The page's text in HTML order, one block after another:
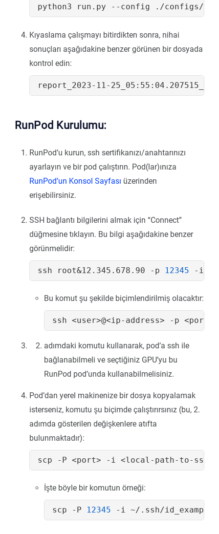
python3 run.py --config ./configs/
Kıyaslama çalışmayı bitirdikten sonra, nihai
sonuçları aşağıdakine benzer görünen bir dosyada
kontrol edin:
RunPod Kurulumu:
RunPod’u kurun, ssh sertifikanızı/anahtarınızı
ayarlayın ve bir pod çalıştırın. Pod(lar)ınıza
RunPod’un Konsol Sayfası üzerinden
erişebilirsiniz.
SSH bağlantı bilgilerini almak için “Connect”
düğmesine tıklayın. Bu bilgi aşağıdakine benzer
görünmelidir:
ssh root&12.345.678.90 -p 12345
Bu komut şu şekilde biçimlendirilmiş olacaktır:
adımdaki komutu kullanarak, pod’a ssh ile
bağlanabilmeli ve seçtiğiniz GPU’yu bu
RunPod pod’unda kullanabilmelisiniz.
Pod’dan yerel makinenize bir dosya kopyalamak
isterseniz, komutu şu biçimde çalıştırırsınız (bu, 2.
adımda gösterilen değişkenlere atıfta
bulunmaktadır):
İşte böyle bir komutun örneği:
scp -P 12345